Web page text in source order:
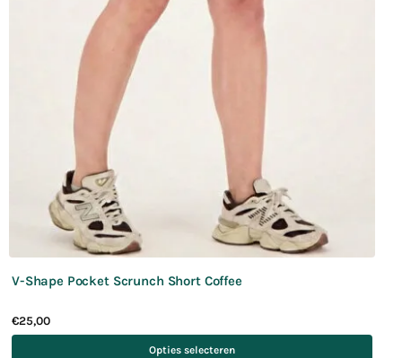
V-Shape Pocket Scrunch Short Coffee
€25,00
Opties selecteren